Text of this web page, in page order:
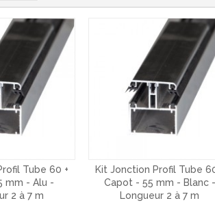
Tube 60 +
mm - Alu -
2 à 7 m
Kit Jonction Profil Tube
Capot - 55 mm - Blanc -
Longueur 2 à 7 m